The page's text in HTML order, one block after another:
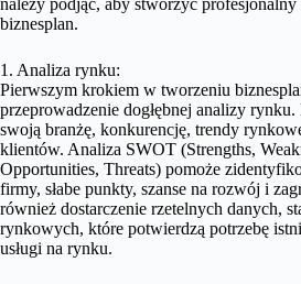
należy podjąć, aby stworzyć
biznesplan.
1. Analiza rynku:
Pierwszym krokiem w tworzeniu
przeprowadzenie dogłębnej analizy
swoją branżę, konkurencję, trendy
klientów. Analiza SWOT (Strengths,
Opportunities, Threats) pomoże
firmy, słabe punkty, szanse na rozwój i
również dostarczenie rzetelnych danych,
rynkowych, które potwierdzą potrzebę
usługi na rynku.